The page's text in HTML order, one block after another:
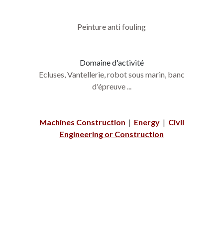
Peinture anti fouling
Domaine d'activité
Ecluses, Vantellerie, robot sous marin, banc
d'épreuve ...
Machines Construction | Energy| Civil
Engineering or Construction